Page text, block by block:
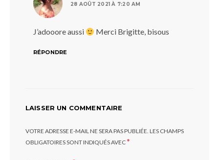
28 AOÛT 2021 À 7:20 AM
J’adooore aussi Merci Brigitte, bisous
RÉPONDRE
LAISSER UN COMMENTAIRE
VOTRE ADRESSE E-MAIL NE SERA PAS PUBLIÉE. LES CHAMPS
OBLIGATOIRES SONT INDIQUÉS AVEC*